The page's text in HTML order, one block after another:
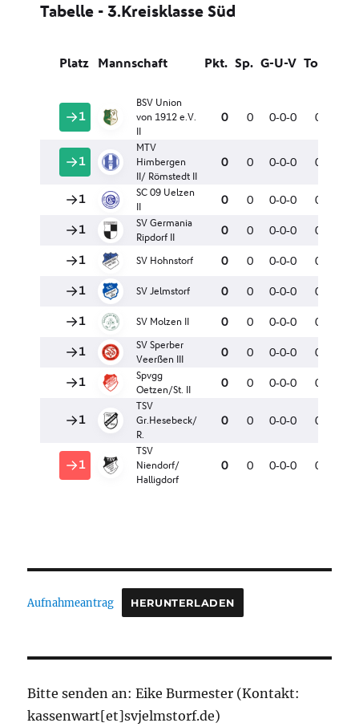
Aufnahmeantrag HERUNTERLADEN
Bitte senden an: Eike Burmester (Kontakt:
kassenwart[et]svjelmstorf.de)